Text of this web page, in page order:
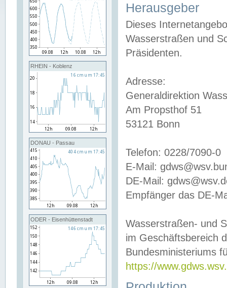
RHEIN - Koblenz
DONAU - Passau
ODER - Eisenhüttenstadt
Herausgeber
Dieses
Wasserstraßen und
Präsidenten.
Adresse:
Generaldirektion
Am Propsthof 51
53121 Bonn
Telefon: 0228/7090-0
E-Mail:
DE-Mail:
Empfänger das DE-
Wasserstraßen- und
im Geschäftsbereich
Bundesministeriums
https://